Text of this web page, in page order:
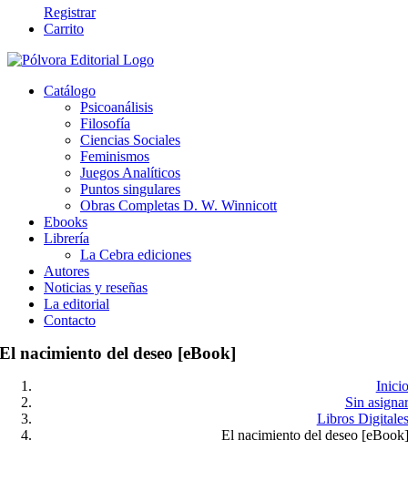
Registrar
Carrito
Catálogo
Psicoanálisis
Filosofía
Ciencias Sociales
Feminismos
Juegos Analíticos
Puntos singulares
Obras Completas D. W. Winnicott
Ebooks
Librería
La Cebra ediciones
Autores
Noticias y reseñas
La editorial
Contacto
El nacimiento del deseo [eBook]
Inicio
Sin asignar
Libros Digitales
El nacimiento del deseo [eBook]